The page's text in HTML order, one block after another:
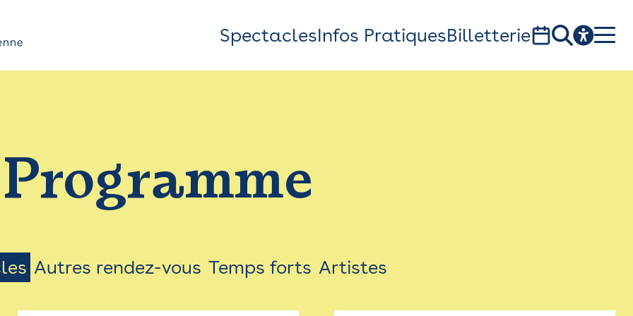
Top
Bar
Menu
SpectaclesInfos PratiquesBilletterie
1, av. du Chateau d'eau - 31300 Toulouse
Programme
Autres rendez-vous Temps forts Artistes